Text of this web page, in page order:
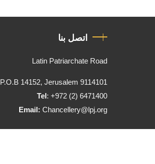
اتصل بنا
Latin Patriarchate Road
P.O.B 14152, Jerusalem 9114101
Tel: +972 (2) 6471400
Email:Chancellery@lpj.org